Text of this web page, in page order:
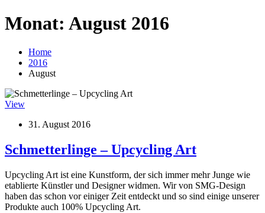
Monat: August 2016
Home
2016
August
View
31. August 2016
Schmetterlinge – Upcycling Art
Upcycling Art ist eine Kunstform, der sich immer mehr Junge wie
etablierte Künstler und Designer widmen. Wir von SMG-Design
haben das schon vor einiger Zeit entdeckt und so sind einige unserer
Produkte auch 100% Upcycling Art.